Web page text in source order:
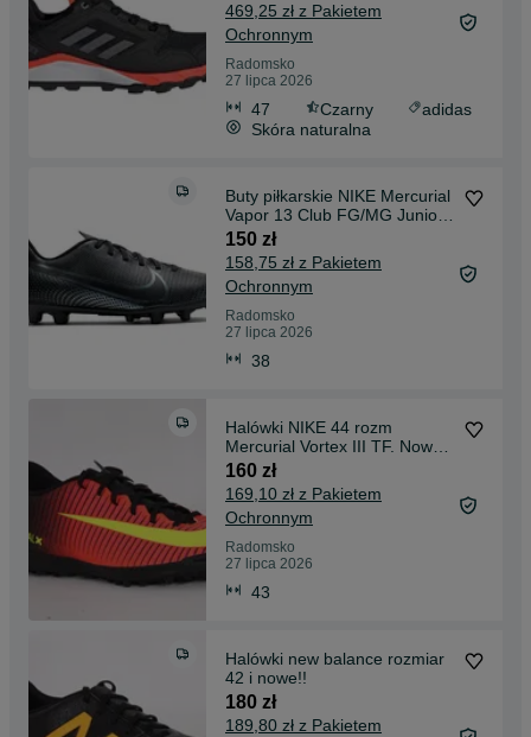
469,25 zł z Pakietem
Ochronnym
Radomsko
27 lipca 2026
47 Czarny
adidas
Skóra naturalna
Buty piłkarskie NIKE Mercurial
Vapor 13 Club FG/MG Junior.
Nowe !!
150 zł
158,75 zł z Pakietem
Ochronnym
Radomsko
27 lipca 2026
38
Halówki NIKE 44 rozm
Mercurial Vortex III TF. Nowe
!!
160 zł
169,10 zł z Pakietem
Ochronnym
Radomsko
27 lipca 2026
43
Halówki new balance rozmiar
42 i nowe!!
180 zł
189,80 zł z Pakietem